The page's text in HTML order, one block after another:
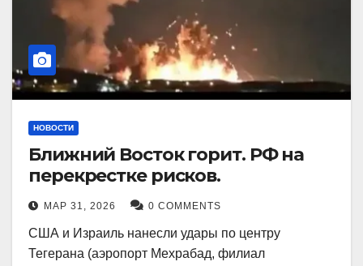
НОВОСТИ
Ближний Восток горит. РФ на
перекрестке рисков.
МАР 31, 2026 0 COMMENTS
США и Израиль нанесли удары по центру
Тегерана (аэропорт Мехрабад, филиал